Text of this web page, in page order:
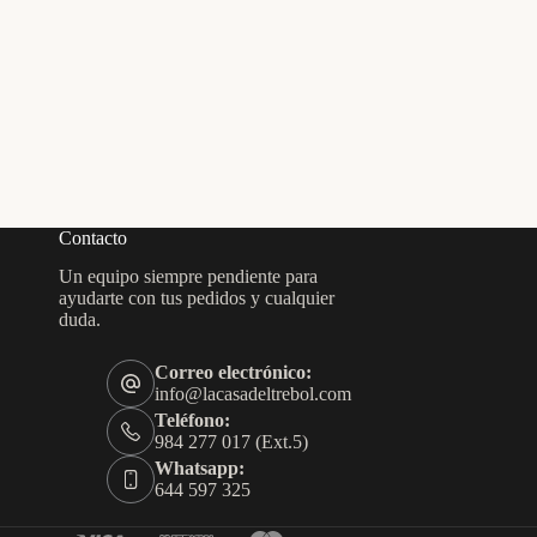
Contacto
Un equipo siempre pendiente para
ayudarte con tus pedidos y cualquier
duda.
Correo electrónico:
info@lacasadeltrebol.com
Teléfono:
984 277 017 (Ext.5)
Whatsapp:
644 597 325